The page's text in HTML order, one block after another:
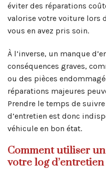
éviter des réparations
valorise votre voiture lors
vous en avez pris soin.
À l’inverse, un manque
conséquences graves,
ou des pièces
réparations majeures
Prendre le temps de
d’entretien est donc
véhicule en bon état.
Comment utiliser
votre log d’entretien